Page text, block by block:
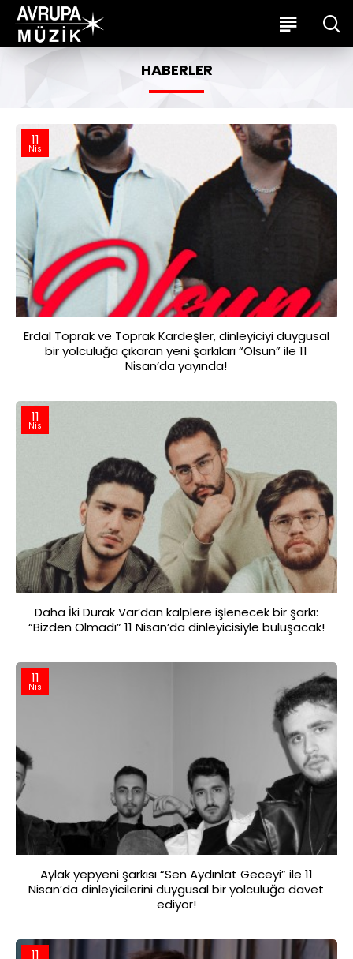
HABERLER
11
Nis
Erdal Toprak ve Toprak Kardeşler, dinleyiciyi duygusal
bir yolculuğa çıkaran yeni şarkıları “Olsun” ile 11
Nisan’da yayında!
11
Nis
Daha İki Durak Var’dan kalplere işlenecek bir şarkı:
“Bizden Olmadı” 11 Nisan’da dinleyicisiyle buluşacak!
11
Nis
Aylak yepyeni şarkısı “Sen Aydınlat Geceyi” ile 11
Nisan’da dinleyicilerini duygusal bir yolculuğa davet
ediyor!
11